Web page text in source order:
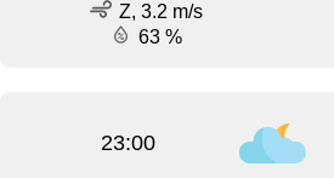
Z, 3.2 m/s
63 %
23:00